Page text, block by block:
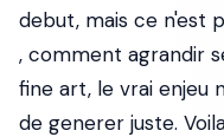
debut, mais ce n'est
, comment agrandir
fine art, le vrai enjeu
de generer juste.